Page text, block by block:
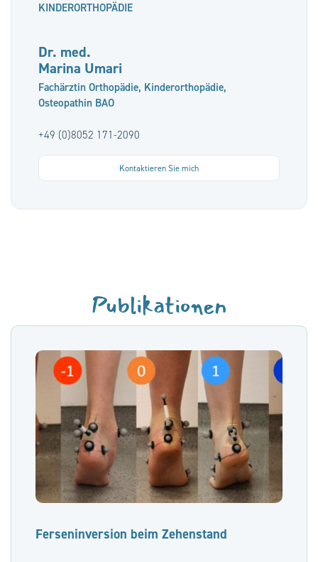
KINDERORTHOPÄDIE
Dr. med.
Marina Umari
Fachärztin Orthopädie, Kinderorthopädie,
Osteopathin BAO
+49 (0)8052 171-2090
Kontaktieren Sie mich
Publikationen
Ferseninversion beim Zehenstand